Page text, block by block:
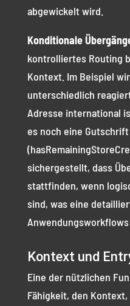
abgewickelt wird.
Konditionale
kontrolliertes Routing
Kontext. Im Beispiel
unterschiedlich
Adresse international
es noch eine
sichergestellt, dass
stattfinden, wenn
sind, was eine
Kontext und
Eine der nützlichen
Fähigkeit, den